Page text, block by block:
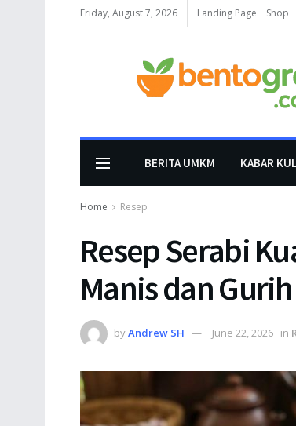
Friday, August 7, 2026 Landing Page Shop
BERITA UMKM KABAR
Home Resep
Resep Serabi
Manis dan
byAndrew SH June 22, 2026 in